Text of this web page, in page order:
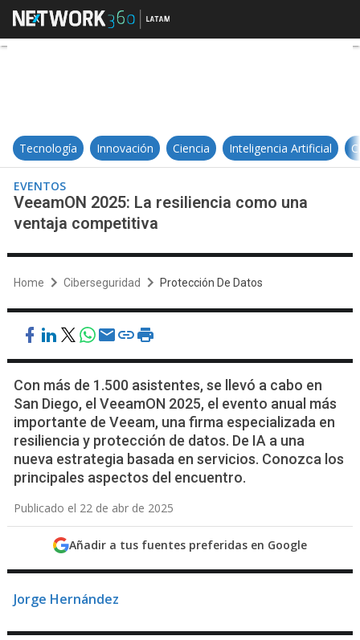
VeeamON 2025: La resiliencia
Tecnología Innovación Ciencia Inteligencia Artificial
EVENTOS
VeeamON 2025: La resiliencia como una
ventaja competitiva
Home Ciberseguridad Protección De Datos
Con más de 1.500 asistentes, se llevó a cabo en
San Diego, el VeeamON 2025, el evento anual más
importante de Veeam, una firma especializada en
resiliencia y protección de datos. De IA a una
nueva estrategia basada en servicios. Conozca los
principales aspectos del encuentro.
Publicado el 22 de abr de 2025
Añadir a tus fuentes preferidas en Google
Jorge Hernández